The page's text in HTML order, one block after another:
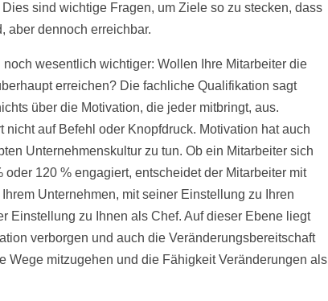
sind wichtige Fragen, um Ziele so zu stecken, dass
aber dennoch erreichbar.
wesentlich wichtiger: Wollen Ihre Mitarbeiter die
erreichen? Die fachliche Qualifikation sagt
über die Motivation, die jeder mitbringt, aus.
nicht auf Befehl oder Knopfdruck. Motivation hat auch
Unternehmenskultur zu tun. Ob ein Mitarbeiter sich
oder 120 % engagiert, entscheidet der Mitarbeiter mit
Unternehmen, mit seiner Einstellung zu Ihren
Einstellung zu Ihnen als Chef. Auf dieser Ebene liegt
verborgen und auch die Veränderungsbereitschaft
Wege mitzugehen und die Fähigkeit Veränderungen als